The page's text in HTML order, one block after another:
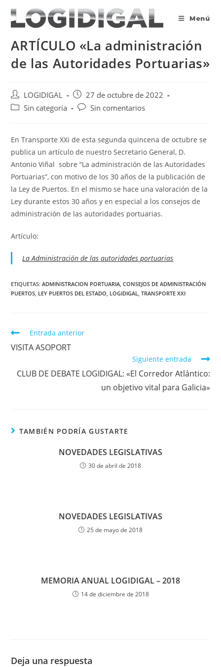
contenido
Menú
ARTÍCULO «La administración
de las Autoridades Portuarias»
Autor
de
LOGIDIGAL
Publicación
de
27 de octubre de 2022
Categoría
entrada:
Sin categoría
Comentarios
entrada:
Sin comentarios
En Transporte XXi de esta segunda quincena de octubre se
publica un artículo de nuestro Secretario General, D.
Antonio Viñal sobre “La administración de las Autoridades
Portuarias”, con motivo de los 30 años de la publicación de
la Ley de Puertos. En el mismo se hace una valoración de la
Ley durante estos 30 años y en especial a los consejos de
administración de las autoridades portuarias.
Artículo:
La Administración de las autoridades portuarias
ETIQUETAS:ADMINISTRACION PORTUARIA, CONSEJOS DE ADMINISTRACIÓN
PUERTOS, LEY PUERTOS DEL ESTADO, LOGIDIGAL, TRANSPORTE XXI
Leer
artículos
Entrada anterior
VISITA ASOPORT
Siguiente entrada
CLUB DE DEBATE LOGIDIGAL: «El Corredor Atlántico:
un objetivo vital para Galicia»
TAMBIÉN PODRÍA GUSTARTE
NOVEDADES LEGISLATIVAS
30 de abril de 2018
NOVEDADES LEGISLATIVAS
25 de mayo de 2018
MEMORIA ANUAL LOGIDIGAL – 2018
14 de diciembre de 2018
Deja una respuesta